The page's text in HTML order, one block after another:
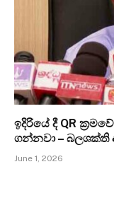
ඉදිරියේ දී QR
ගන්නවා – බලශක්ති
June 1, 2026